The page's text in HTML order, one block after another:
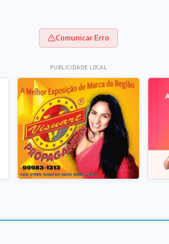
Comunicar Erro
PUBLICIDADE LOCAL
as flores
reinauguração da Praça Antônio